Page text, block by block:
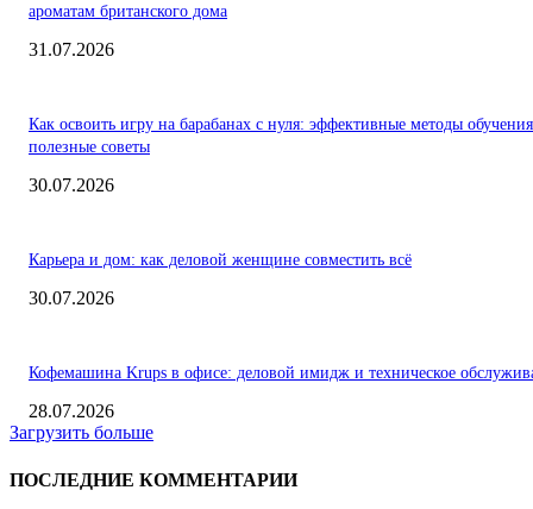
ароматам британского дома
31.07.2026
Как освоить игру на барабанах с нуля: эффективные методы
полезные советы
30.07.2026
Карьера и дом: как деловой женщине совместить всё
30.07.2026
Кофемашина Krups в офисе: деловой имидж и техническое
28.07.2026
Загрузить больше
ПОСЛЕДНИЕ КОММЕНТАРИИ